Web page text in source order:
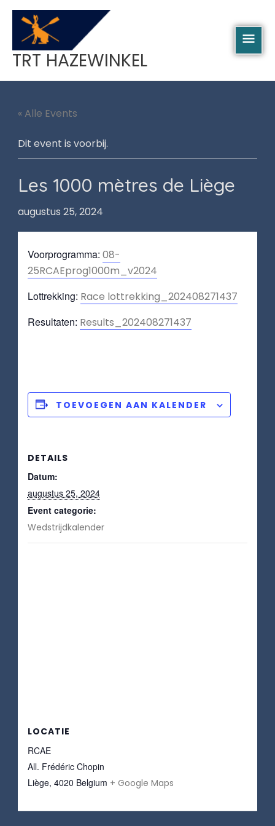
Spring
naar
inhoud
TRT HAZEWINKEL
« Alle Events
Dit event is voorbij.
Les 1000 mètres de Liège
augustus 25, 2024
Voorprogramma: 08-
25RCAEprog1000m_v2024
Lottrekking: Race lottrekking_202408271437
Resultaten: Results_202408271437
TOEVOEGEN AAN KALENDER
DETAILS
Datum:
augustus 25, 2024
Event categorie:
Wedstrijdkalender
LOCATIE
RCAE
All. Frédéric Chopin
Liège, 4020 Belgium + Google Maps